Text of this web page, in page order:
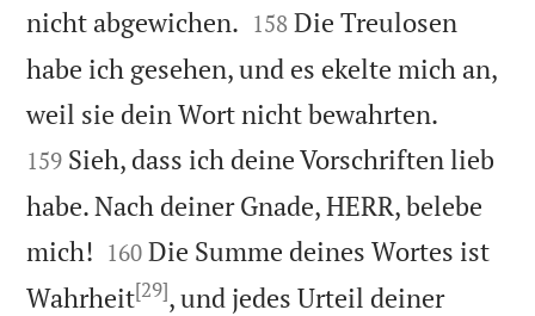
nicht abgewichen. 

158 Die Treulosen
habe ich gesehen, und es ekelte mich an,
weil sie dein Wort nicht bewahrten.
159 Sieh, dass ich deine Vorschriften lieb
habe. Nach deiner Gnade, HERR, belebe
mich! 

160 Die Summe deines Wortes ist
Wahrheit[29], und jedes Urteil deiner